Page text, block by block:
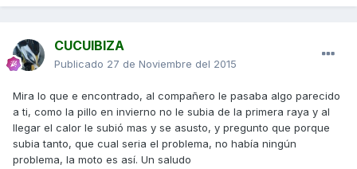
CUCUIBIZA
Publicado 27 de Noviembre del 2015
Mira lo que e encontrado, al compañero le pasaba algo parecido
a ti, como la pillo en invierno no le subia de la primera raya y al
llegar el calor le subió mas y se asusto, y pregunto que porque
subia tanto, que cual seria el problema, no había ningún
problema, la moto es así. Un saludo